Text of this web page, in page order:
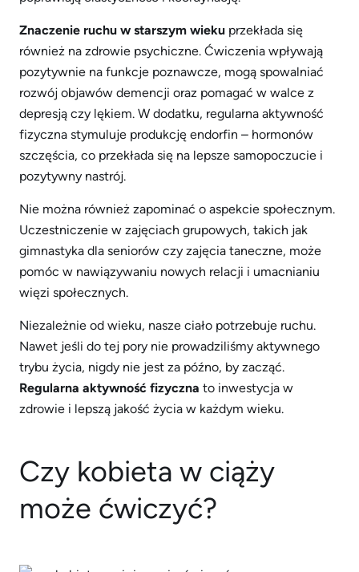
Znaczenie ruchu w starszym wieku przekłada się
również na zdrowie psychiczne. Ćwiczenia wpływają
pozytywnie na funkcje poznawcze, mogą spowalniać
rozwój objawów demencji oraz pomagać w walce z
depresją czy lękiem. W dodatku, regularna aktywność
fizyczna stymuluje produkcję endorfin – hormonów
szczęścia, co przekłada się na lepsze samopoczucie i
pozytywny nastrój.
Nie można również zapominać o aspekcie społecznym.
Uczestniczenie w zajęciach grupowych, takich jak
gimnastyka dla seniorów czy zajęcia taneczne, może
pomóc w nawiązywaniu nowych relacji i umacnianiu
więzi społecznych.
Niezależnie od wieku, nasze ciało potrzebuje ruchu.
Nawet jeśli do tej pory nie prowadziliśmy aktywnego
trybu życia, nigdy nie jest za późno, by zacząć.
Regularna aktywność fizyczna to inwestycja w
zdrowie i lepszą jakość życia w każdym wieku.
Czy kobieta w ciąży
może ćwiczyć?